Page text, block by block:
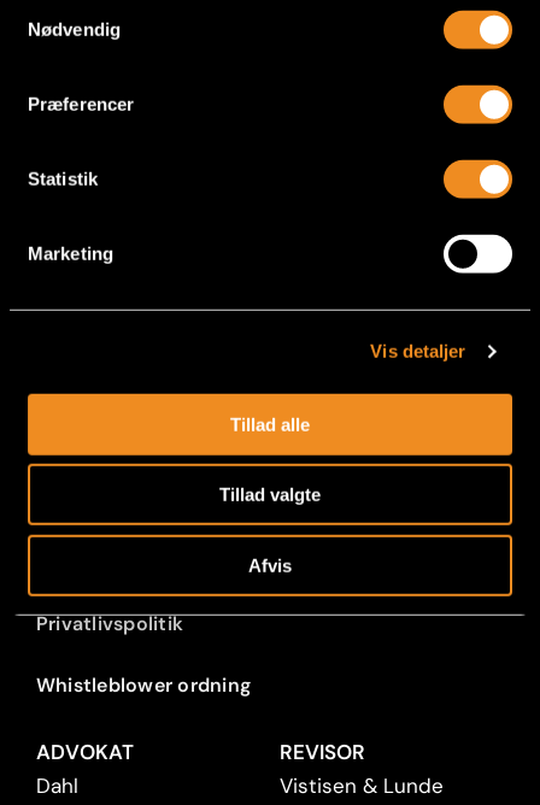
Nødvendig
Præferencer
Statistik
Marketing
Vis detaljer
Tillad alle
Tillad valgte
Afvis
Forside
Om All Recruit
Viden & indsigt
Privatlivspolitik
Whistleblower ordning
ADVOKAT
Dahl
REVISOR
Vistisen & Lunde